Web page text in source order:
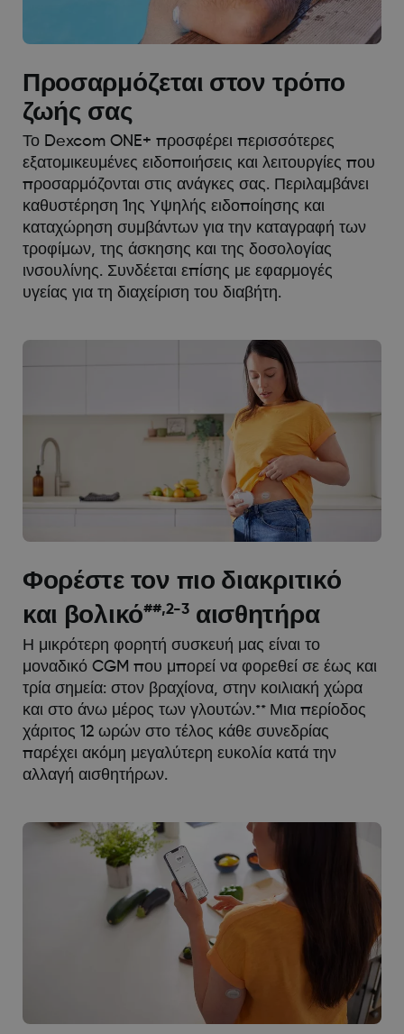
Προσαρμόζεται στον τρόπο
ζωής σας
Το Dexcom ONE+ προσφέρει περισσότερες
εξατομικευμένες ειδοποιήσεις και λειτουργίες που
προσαρμόζονται στις ανάγκες σας. Περιλαμβάνει
καθυστέρηση 1ης Υψηλής ειδοποίησης και
καταχώρηση συμβάντων για την καταγραφή των
τροφίμων, της άσκησης και της δοσολογίας
ινσουλίνης. Συνδέεται επίσης με εφαρμογές
υγείας για τη διαχείριση του διαβήτη.
Φορέστε τον πιο διακριτικό
και βολικό##,2-3 αισθητήρα
Η μικρότερη φορητή συσκευή μας είναι το
μοναδικό CGM που μπορεί να φορεθεί σε έως και
τρία σημεία: στον βραχίονα, στην κοιλιακή χώρα
και στο άνω μέρος των γλουτών.** Μια περίοδος
χάριτος 12 ωρών στο τέλος κάθε συνεδρίας
παρέχει ακόμη μεγαλύτερη ευκολία κατά την
αλλαγή αισθητήρων.